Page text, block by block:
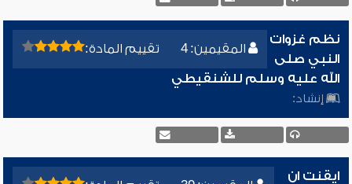
المقيمين: 4 تقييم المادة:
نظم غزوات
النبي صلى
الله عليه وسلم للشنقيطي
إنشاد:
ايقنت ان